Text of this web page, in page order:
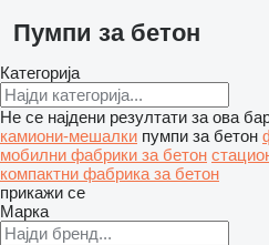
Пумпи за бетон
Категорија
Не се најдени резултати за ова
камиони-мешалки пумпи за бетон
мобилни фабрики за бетон
компактни фабрика за бетон
прикажи се
Марка